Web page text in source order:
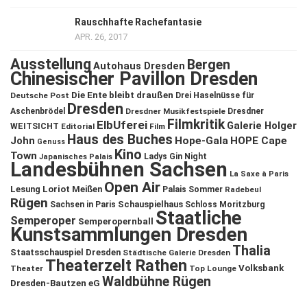
Rauschhafte Rachefantasie
APR. 26, 2017
Ausstellung Autohaus Dresden Bergen
Chinesischer Pavillon Dresden
Deutsche Post Die Ente bleibt draußen Drei Haselnüsse für
Aschenbrödel
Dresden Dresdner Musikfestspiele Dresdner
WEITSICHT Editorial ElbUferei Film Filmkritik Galerie Holger
John Genuss Haus des Buches Hope-Gala HOPE Cape
Town Japanisches Palais Kino Ladys Gin Night
Landesbühnen Sachsen La Saxe à Paris
Lesung Loriot Meißen Open Air Palais Sommer Radebeul
Rügen Sachsen in Paris Schauspielhaus Schloss Moritzburg
Semperoper Semperopernball Staatliche
Kunstsammlungen Dresden
Staatsschauspiel Dresden Städtische Galerie Dresden Thalia
Theater Theaterzelt Rathen Top Lounge Volksbank
Dresden-Bautzen eG Waldbühne Rügen